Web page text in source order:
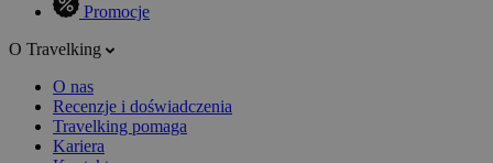
Promocje
O Travelking
O nas
Recenzje i doświadczenia
Travelking pomaga
Kariera